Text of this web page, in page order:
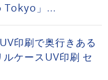
」...
印刷で奥行きある
ケースUV印刷 セ